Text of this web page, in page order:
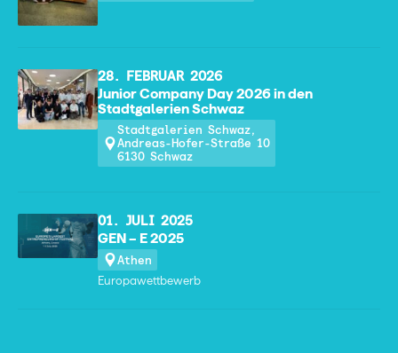
28. FEBRUAR 2026
Junior Company Day 2026 in den
Stadtgalerien Schwaz
Stadtgalerien Schwaz,
Andreas-Hofer-Straße 10
6130 Schwaz
01. JULI 2025
GEN – E 2025
Athen
Europawettbewerb